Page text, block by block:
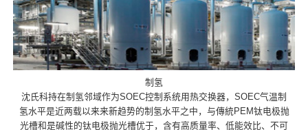
制氢
沈氏科持在制氢邻域作为SOEC控制系统用热交换器，SOEC气温制
氢水平是近两载以来来新趋势的制氢水平之中，与傳統PEM钛电极抛
光槽和是碱性的钛电极抛光槽优于，含有高质量率、低能效比、不可